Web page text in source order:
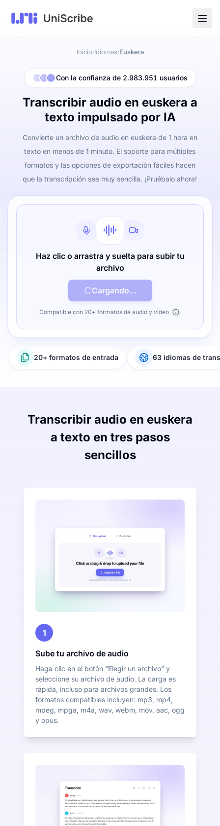
Inicio/Idiomas/Euskera
Con la confianza de 2.983.951 usuarios
Transcribir audio en euskera a
texto impulsado por IA
Convierte un archivo de audio en euskera de 1 hora en
texto en menos de 1 minuto. El soporte para múltiples
formatos y las opciones de exportación fáciles hacen
que la transcripción sea muy sencilla. ¡Pruébalo ahora!
Haz clic o arrastra y suelta para subir tu
archivo
Cargando...
Compatible con 20+ formatos de audio y video
20+ formatos de entrada 63 idiomas de
Transcribir audio en euskera
a texto en tres pasos
sencillos
1
Sube tu archivo de audio
Haga clic en el botón “Elegir un archivo” y
seleccione su archivo de audio. La carga es
rápida, incluso para archivos grandes. Los
formatos compatibles incluyen: mp3, mp4,
mpeg, mpga, m4a, wav, webm, mov, aac, ogg
y opus.